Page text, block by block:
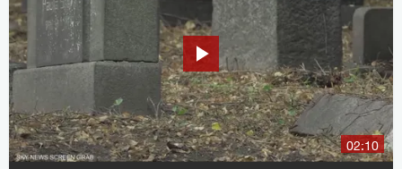
02:10